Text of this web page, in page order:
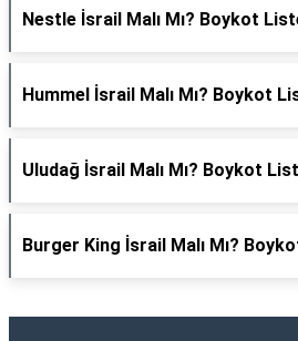
Nestle İsrail Malı Mı? Boykot
Hummel İsrail Malı Mı? Boykot
Uludağ İsrail Malı Mı? Boykot
Burger King İsrail Malı Mı?